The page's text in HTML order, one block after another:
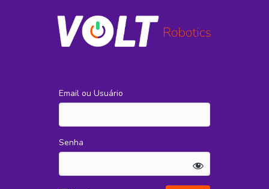
Email ou Usuário
Senha